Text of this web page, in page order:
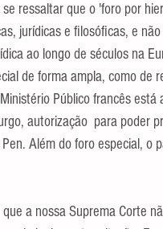
ressaltar que o 'foro por
jurídicas e filosóficas, e
ao longo de séculos na
de forma ampla, como de
Público francês
autorização  para poder
Além do foro especial, o
a nossa Suprema Corte